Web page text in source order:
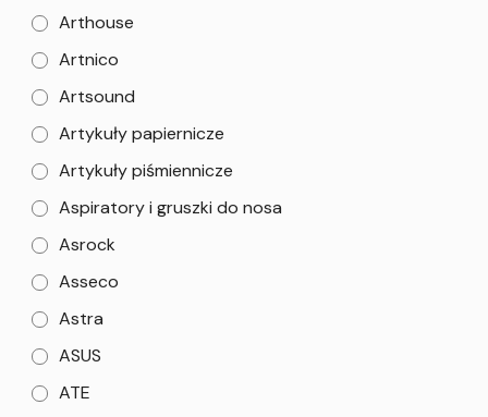
Arthouse
Artnico
Artsound
Artykuły papiernicze
Artykuły piśmiennicze
Aspiratory i gruszki do nosa
Asrock
Asseco
Astra
ASUS
ATE